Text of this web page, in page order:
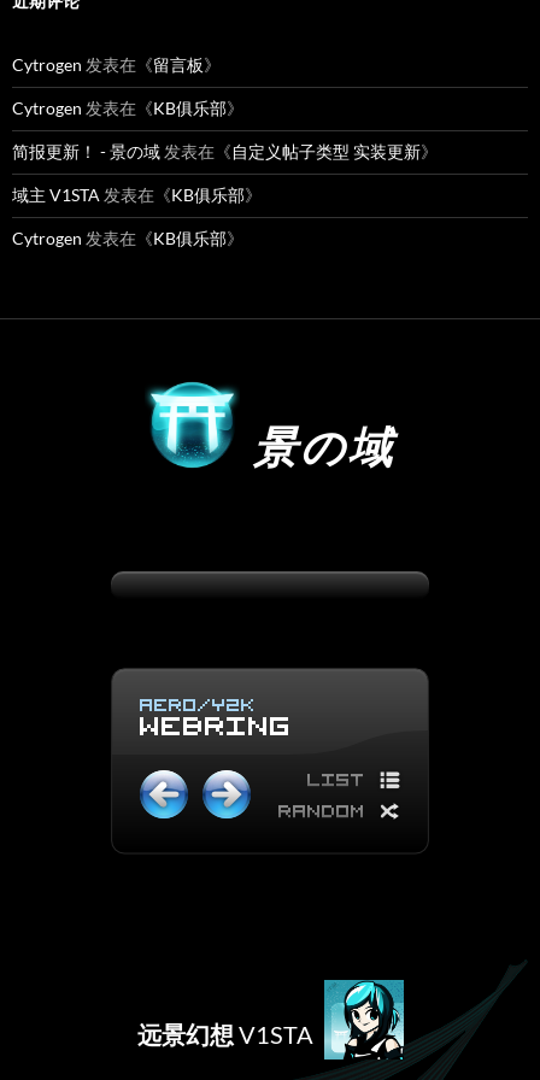
Cytrogen 发表在《留言板》
Cytrogen 发表在《KB俱乐部》
简报更新！ - 景の域 发表在《自定义帖子类型 实装更新》
域主 V1STA 发表在《KB俱乐部》
Cytrogen 发表在《KB俱乐部》
景の域
远景幻想 V1STA